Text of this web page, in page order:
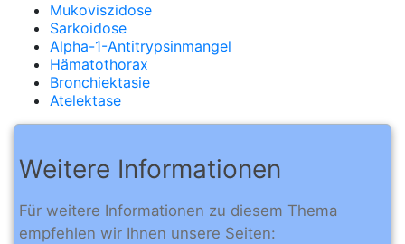
Mukoviszidose
Sarkoidose
Alpha-1-Antitrypsinmangel
Hämatothorax
Bronchiektasie
Atelektase
Weitere Informationen
Für weitere Informationen zu diesem Thema
empfehlen wir Ihnen unsere Seiten: